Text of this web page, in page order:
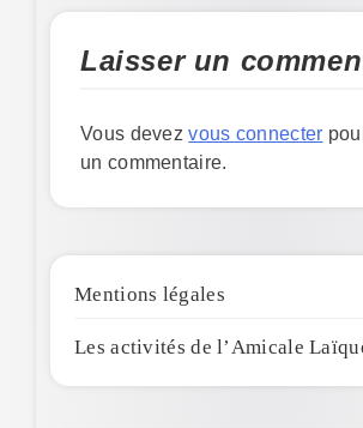
Laisser un
Vous devezvous connecter
un commentaire.
Mentions légales
Les activités de l’Amicale